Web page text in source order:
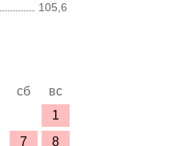
105,6
сб
вс
1
7 8